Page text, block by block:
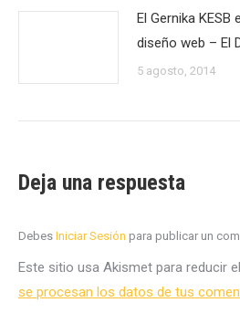
El Gernika
diseño web – El
5 agosto, 2014
Deja una respuesta
Debes Iniciar Sesión para publicar un
Este sitio usa Akismet para reducir
se procesan los datos de tus